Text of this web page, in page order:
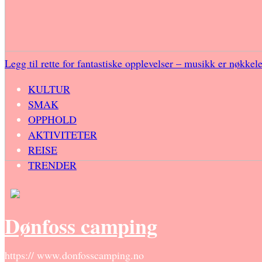
Legg til rette for fantastiske opplevelser – musikk er
KULTUR
SMAK
OPPHOLD
AKTIVITETER
REISE
TRENDER
Dønfoss camping
https:// www.donfosscamping.no